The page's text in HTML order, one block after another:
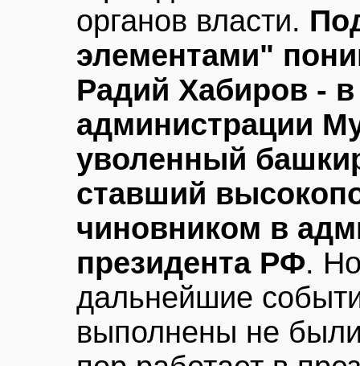
органов власти.
элементами"
Радий Хабиров -
администрации
уволенный
ставший
чиновником в
президента РФ.
дальнейшие
выполнены не